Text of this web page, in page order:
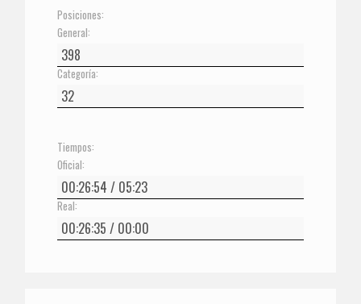
Posiciones:
General:
Categoría:
Tiempos:
Oficial:
Real: